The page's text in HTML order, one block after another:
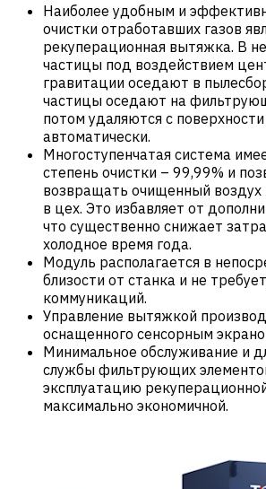
Наиболее удобным и
очистки отработавших газов
рекуперационная вытяжка. В
частицы под воздействием
гравитации оседают в
частицы оседают на
потом удаляются с
автоматически.
Многоступенчатая система
степень очистки – 99,99% и
возвращать очищенный воздух
в цех. Это избавляет от
что существенно снижает
холодное время года.
Модуль располагается в
близости от станка и не
коммуникаций.
Управление вытяжкой
оснащенного сенсорным
Минимальное обслуживание и
службы фильтрующих
эксплуатацию
максимально экономичной.